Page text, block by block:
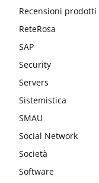
Recensioni prodotti
ReteRosa
SAP
Security
Servers
Sistemistica
SMAU
Social Network
Società
Software